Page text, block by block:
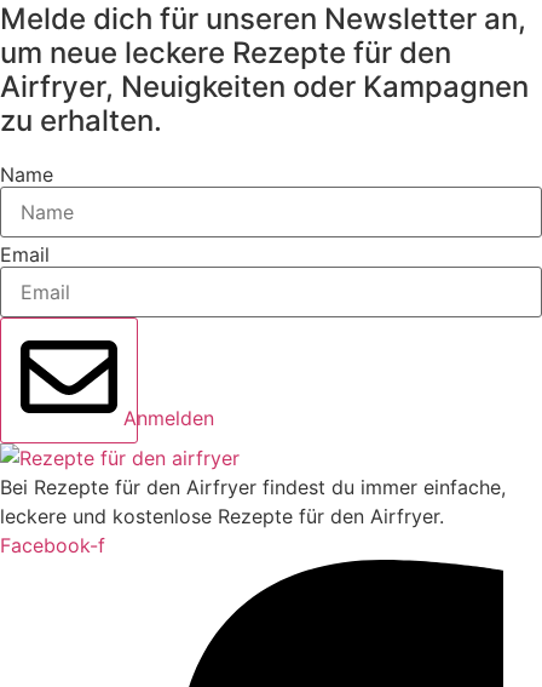
Melde dich für unseren Newsletter an,
um neue leckere Rezepte für den
Airfryer, Neuigkeiten oder Kampagnen
zu erhalten.
Name
Email
Anmelden
Bei Rezepte für den Airfryer findest du immer einfache,
leckere und kostenlose Rezepte für den Airfryer.
Facebook-f